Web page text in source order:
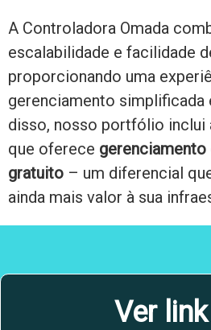
A Controladora Omada
escalabilidade e facilidade
proporcionando uma
gerenciamento simplificada
disso, nosso portfólio inclui
que oferece gerenciamento
gratuito – um diferencial
ainda mais valor à sua
Ver